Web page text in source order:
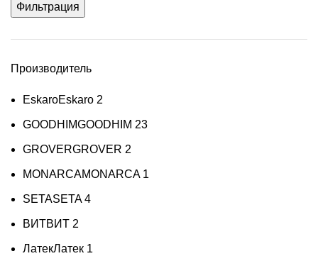
Фильтрация
Производитель
EskaroEskaro 2
GOODHIMGOODHIM 23
GROVERGROVER 2
MONARCAMONARCA 1
SETASETA 4
ВИТВИТ 2
ЛатекЛатек 1